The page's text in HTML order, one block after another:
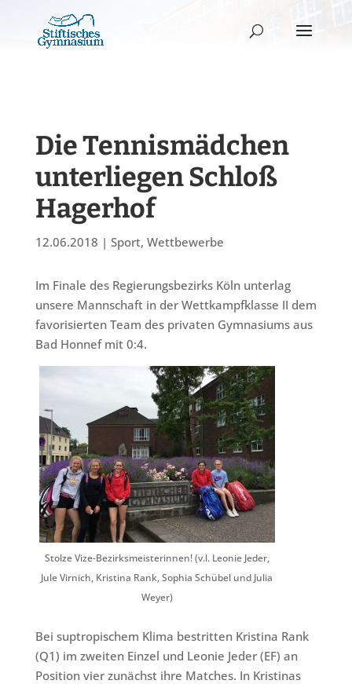
Die Tennismädchen
unterliegen Schloß
Hagerhof
12.06.2018 | Sport, Wettbewerbe
Im Finale des Regierungsbezirks Köln unterlag
unsere Mannschaft in der Wettkampfklasse II dem
favorisierten Team des privaten Gymnasiums aus
Bad Honnef mit 0:4.
Stolze Vize-Bezirksmeisterinnen! (v.l. Leonie Jeder,
Jule Virnich, Kristina Rank, Sophia Schübel und Julia
Weyer)
Bei suptropischem Klima bestritten Kristina Rank
(Q1) im zweiten Einzel und Leonie Jeder (EF) an
Position vier zunächst ihre Matches. In Kristinas